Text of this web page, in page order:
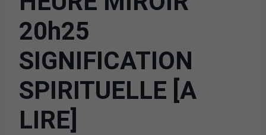
20h25
SIGNIFICATION
SPIRITUELLE [A
LIRE]